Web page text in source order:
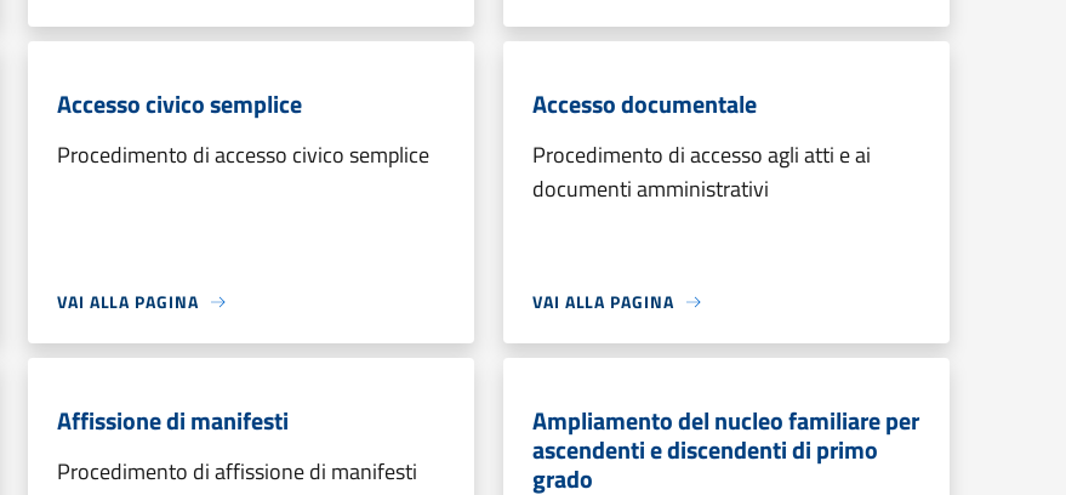
Accesso civico semplice
Procedimento di accesso civico semplice
VAI ALLA PAGINA
Accesso documentale
Procedimento di accesso agli atti e ai
documenti amministrativi
VAI ALLA PAGINA
Affissione di manifesti
Procedimento di affissione di manifesti
Ampliamento del nucleo familiare per
ascendenti e discendenti di primo
grado